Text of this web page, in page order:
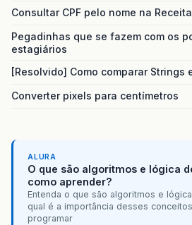
Consultar CPF pelo nome na
Pegadinhas que se fazem com os
estagiários
[Resolvido] Como comparar Strings
Converter pixels para centímetros
ALURA
O que são algoritmos e lógica
como aprender?
Entenda o que são algoritmos e
qual é a importância desses
programar